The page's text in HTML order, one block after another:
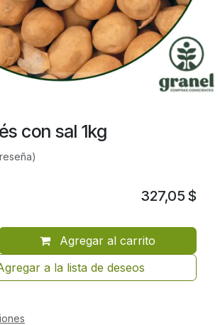
con sal 1kg
Agregar al carrito
a la lista de deseos
327,05 $